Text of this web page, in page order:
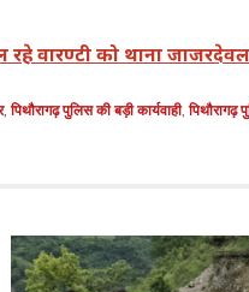
वारण्टी को थाना
,पिथौरागढ़ पुलिस की बड़ी कार्यवाही,पिथौरागढ़